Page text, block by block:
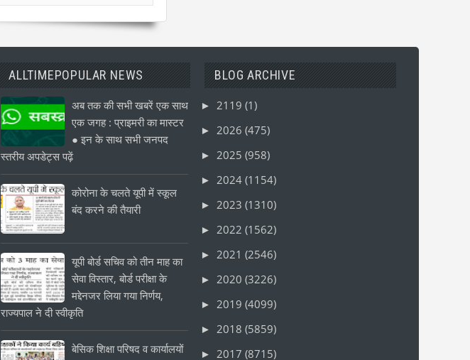
ALLTIMEPOPULAR NEWS
अब तक की सभी खबरें एक साथ
एक जगह : प्राइमरी का मास्टर
● इन के साथ सभी जनपद
स्तरीय अपडेट्स पढ़ें
कोरोना के चलते यूपी में स्कूल
बंद करने की तैयारी
यूपी बोर्ड सचिव को तीन माह का
सेवा विस्तार, बोर्ड परीक्षा के
मद्देनजर लिया गया निर्णय,
राज्यपाल ने दी स्वीकृति
बेसिक शिक्षा परिषद व कार्यालयों
BLOG ARCHIVE
► 2119(1)
► 2026(475)
► 2025(958)
► 2024(1154)
► 2023(1310)
► 2022(1562)
► 2021(2546)
► 2020(3226)
► 2019(4099)
► 2018(5859)
► 2017(8715)